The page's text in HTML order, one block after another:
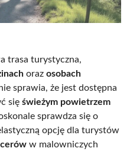
trasa turystyczna,
oraz osobach
sprawia, że jest dostępna
się świeżym powietrzem
sprawdza się o
opcję dla turystów
w malowniczych